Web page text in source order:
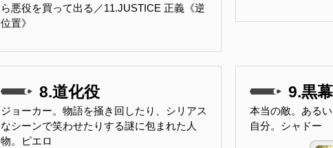
ら悪役を買って出る／11.JUSTICE 正義《逆
位置》
8.道化役
ジョーカー。物語を掻き回したり、シリアス
なシーンで笑わせたりする謎に包まれた人
物。ピエロ
9.黒幕
本当の敵。ある
自分。シャドー